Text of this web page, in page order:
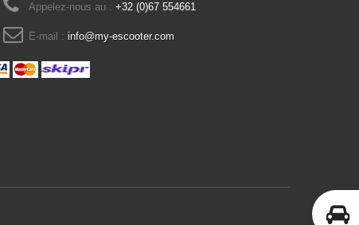
Appelez-nous au : +32 (0)67 554661
E-mail : info@my-escooter.com